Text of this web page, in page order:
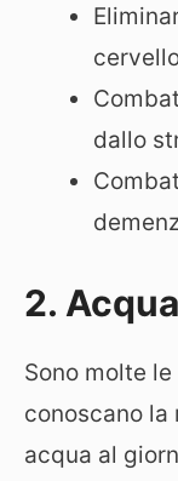
dallo
2. Acqua
Sono molte
conoscano
acqua al